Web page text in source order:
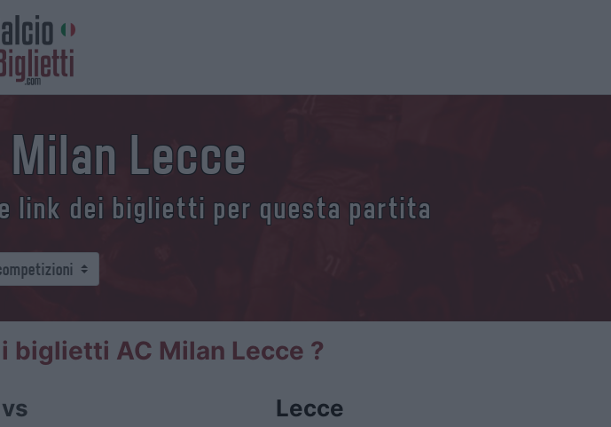
Lecce
link dei biglietti per questa partita
biglietti AC Milan Lecce ?
vs Lecce